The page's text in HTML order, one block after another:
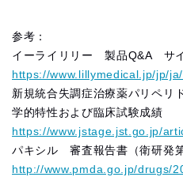
参考：
イーライリリー 製品Q&A サ
https://www.lillymedical.jp/jp/
新規統合失調症治療薬パリペリ
学的特性および臨床試験成績
https://www.jstage.jst.go.jp/
パキシル 審査報告書（衛研発
http://www.pmda.go.jp/drugs/